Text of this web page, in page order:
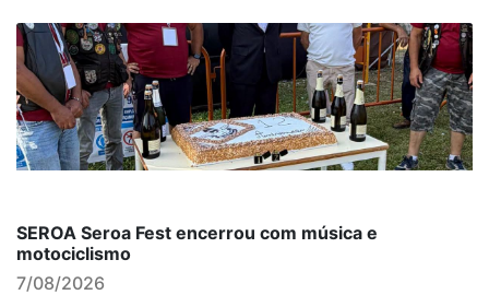
SEROA Seroa Fest encerrou com música e
motociclismo
7/08/2026